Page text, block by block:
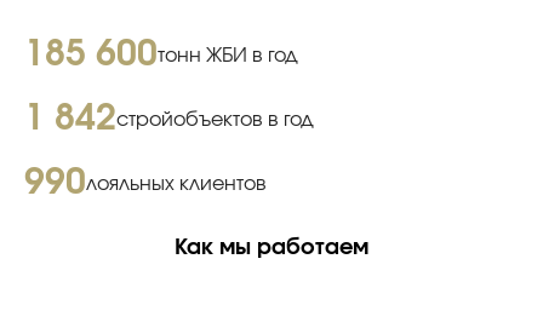
185 600тонн ЖБИ в год
1 842стройобъектов в год
990лояльных клиентов
Как мы работаем